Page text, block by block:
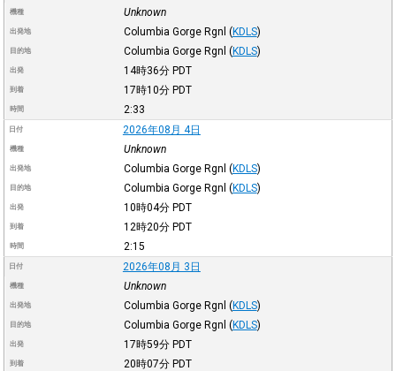
機種 Unknown
出発地 Columbia Gorge Rgnl (KDLS)
目的地 Columbia Gorge Rgnl (KDLS)
出発 14時36分 PDT
到着 17時10分 PDT
時間 2:33
日付 2026年08月 4日
機種 Unknown
出発地 Columbia Gorge Rgnl (KDLS)
目的地 Columbia Gorge Rgnl (KDLS)
出発 10時04分 PDT
到着 12時20分 PDT
時間 2:15
日付 2026年08月 3日
機種 Unknown
出発地 Columbia Gorge Rgnl (KDLS)
目的地 Columbia Gorge Rgnl (KDLS)
出発 17時59分 PDT
到着 20時07分 PDT